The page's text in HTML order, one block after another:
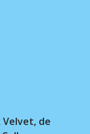
Velvet, de